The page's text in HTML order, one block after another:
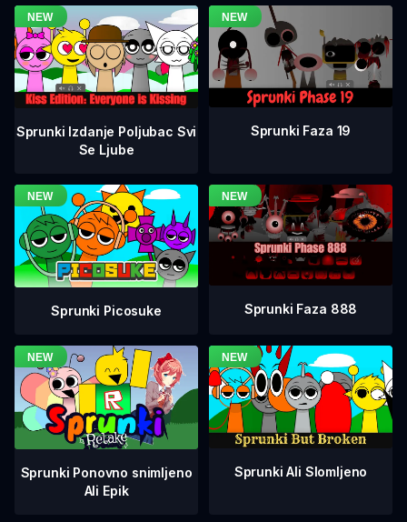
Sprunki Izdanje Poljubac Svi
Se Ljube
Sprunki Faza 19
Sprunki Picosuke Sprunki Faza 888
Sprunki Ponovno snimljeno
Ali Epik
Sprunki Ali Slomljeno